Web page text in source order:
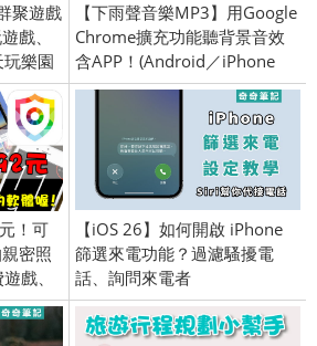
聚遊戲
戲、
樂園
【下雨聲音樂MP3】用Google
Chrome擴充功能聽背景音效
含APP！(Android／iPhone
iOS)
！可
密照
戲、
iPad)
【iOS 26】如何開啟 iPhone
篩選來電功能？過濾騷擾電
話、詢問來電者